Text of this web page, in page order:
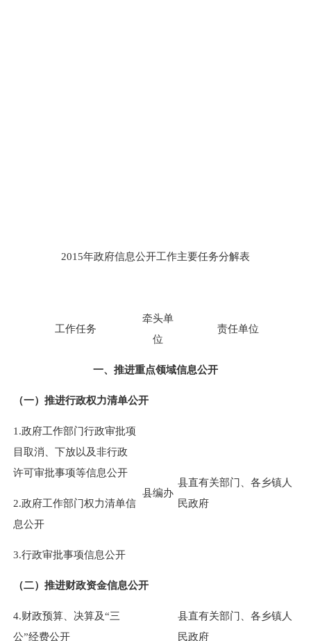
2015年政府信息公开工作主要任务分解表
工作任务
牵头单
位
责任单位
一、推进重点领域信息公开
（一）推进行政权力清单公开
1.政府工作部门行政审批项
目取消、下放以及非行政
许可审批事项等信息公开
县编办
县直有关部门、各乡镇人
民政府
2.政府工作部门权力清单信
息公开
3.行政审批事项信息公开
（二）推进财政资金信息公开
4.财政预算、决算及“三
公”经费公开
县直有关部门、各乡镇人
民政府